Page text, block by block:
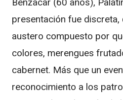
presentación fue discreta,
austero compuesto por
colores, merengues
cabernet. Más que un
reconocimiento a los